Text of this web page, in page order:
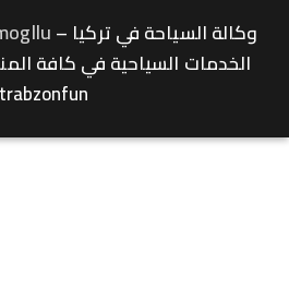
وكالة السياحة في تركيا –
الخدمات السياحية في كافة
trabzonfun